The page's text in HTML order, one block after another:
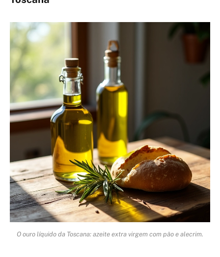
O ouro líquido da Toscana: azeite extra virgem com pão e alecrim.